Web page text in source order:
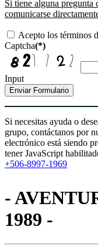
Si tiene alguna pregunta
comunicarse
Acepto los términos
Captcha(*)
Input
Enviar Formulario
Si necesitas ayuda o
grupo, contáctanos por
electrónico está siendo
tener JavaScript
+506-8997-1969
-
1989 -